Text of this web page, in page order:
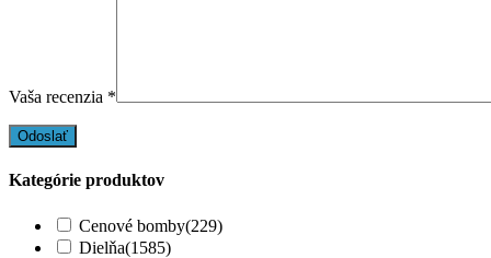
Vaša recenzia *
Kategórie produktov
Cenové bomby(229)
Dielňa(1585)